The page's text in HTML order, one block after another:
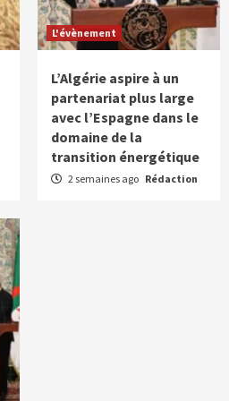
L'évènement
L’Algérie aspire à un
partenariat plus large
avec l’Espagne dans le
domaine de la
transition énergétique
2 semaines ago Rédaction